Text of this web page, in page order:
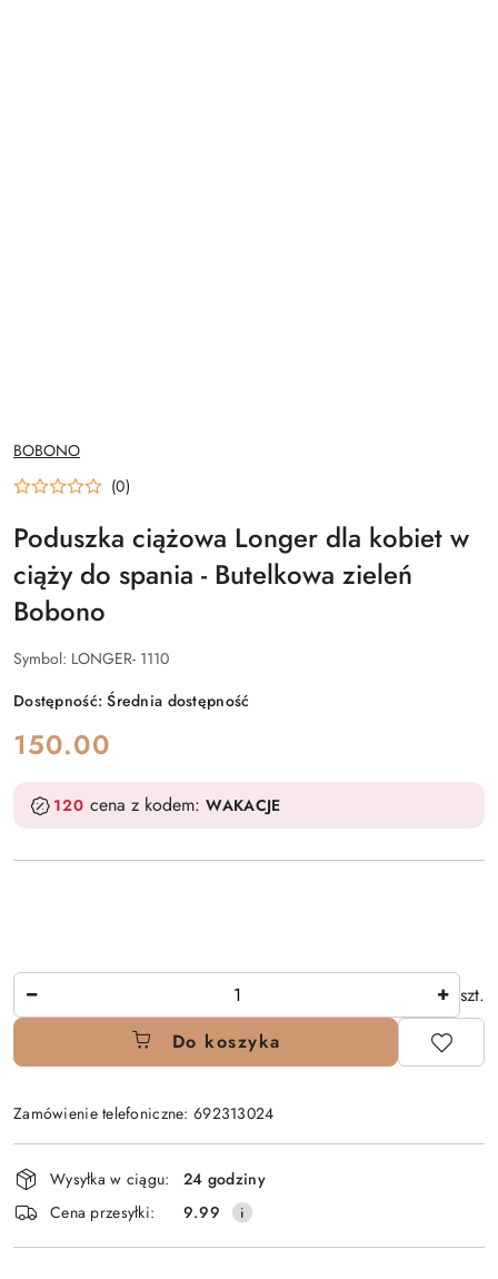
NAZWA
PRODUCENTA:
BOBONO
(0)
Poduszka ciążowa Longer dla kobiet w
ciąży do spania - Butelkowa zieleń
Bobono
Symbol: LONGER- 1110
Dostępność:Średnia dostępność
cena:
150.00
120cena z kodem:WAKACJE
szt.
Do koszyka
Zamówienie telefoniczne: 692313024
Dostępność
i
dostawa
Wysyłka w ciągu:
24 godziny
Cena przesyłki:
9.99